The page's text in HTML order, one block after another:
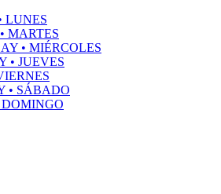
LUNES
MARTES
• MIÉRCOLES
• JUEVES
• SÁBADO